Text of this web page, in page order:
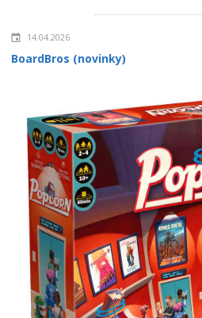
14.04.2026
BoardBros (novinky)